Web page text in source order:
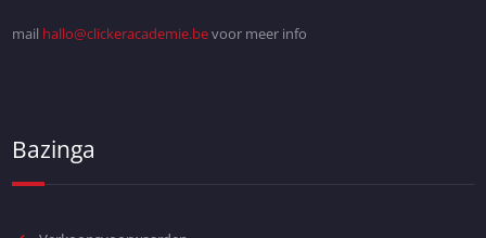
mail hallo@clickeracademie.bevoor meer info
Bazinga